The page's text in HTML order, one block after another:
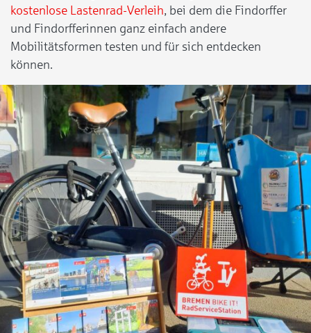
kostenlose Lastenrad-Verleih, bei dem die Findorffer
und Findorfferinnen ganz einfach andere
Mobilitätsformen testen und für sich entdecken
können.